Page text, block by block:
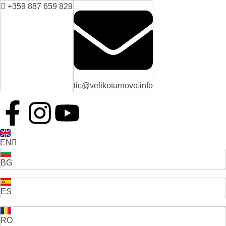
+359 887 659 829
tic@velikoturnovo.info
EN
BG
ES
RO